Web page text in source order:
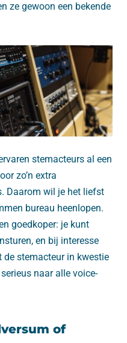
ze gewoon een bekende
stemacteurs al een
zo’n extra
Daarom wil je het liefst
bureau heenlopen.
goedkoper: je kunt
en bij interesse
stemacteur in kwestie
naar alle voice-
of